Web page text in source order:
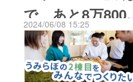
いします！-----6月9日 15時
より うみらぼインスタラ
ブ開催！皆様へのお礼と
況報告を兼ね、うみらぼ川
野・蜂谷がお話しします
況報告を兼ねて、インスタ
ライブを開催します！ラ
ブ配信は6月9日（クラフ
ン最終日）15時から、うみ
らぼの
で、あと8万
円！
2024/06/08 15:25